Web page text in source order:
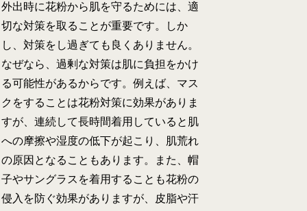
外出時に花粉から肌を守るためには、適
切な対策を取ることが重要です。しか
し、対策をし過ぎても良くありません。
なぜなら、過剰な対策は肌に負担をかけ
る可能性があるからです。例えば、マス
クをすることは花粉対策に効果がありま
すが、連続して長時間着用していると肌
への摩擦や湿度の低下が起こり、肌荒れ
の原因となることもあります。また、帽
子やサングラスを着用することも花粉の
侵入を防ぐ効果がありますが、皮脂や汗